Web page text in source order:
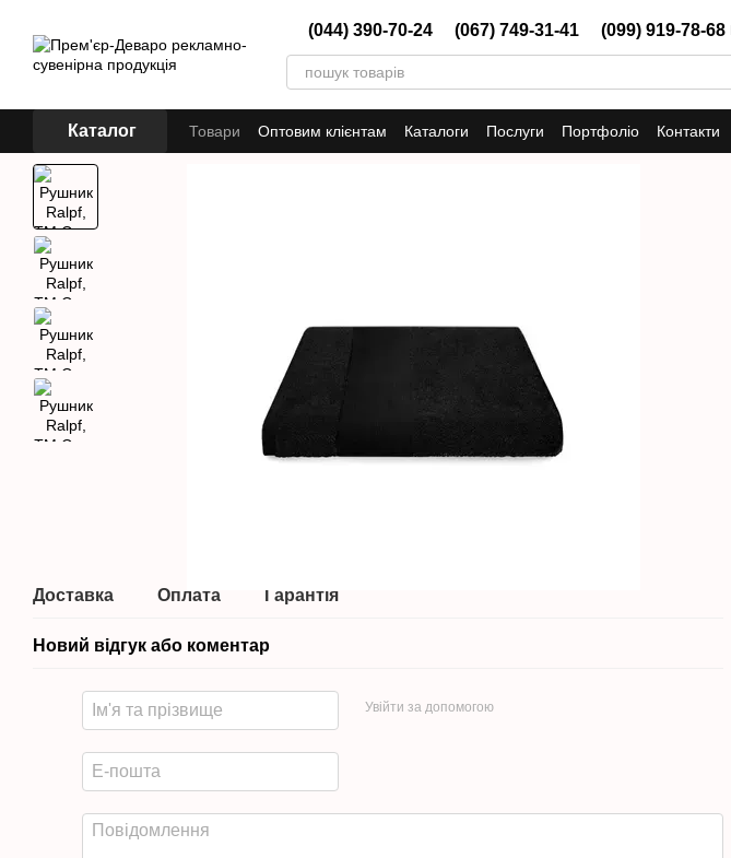
(044) 390-70-24 (067) 749-31-41 (099) 919-78-68
Каталог Товари Оптовим клієнтам Каталоги Послуги Портфоліо Контакти
Доставка Оплата Гарантія
Новий відгук або коментар
Увійти за допомогою